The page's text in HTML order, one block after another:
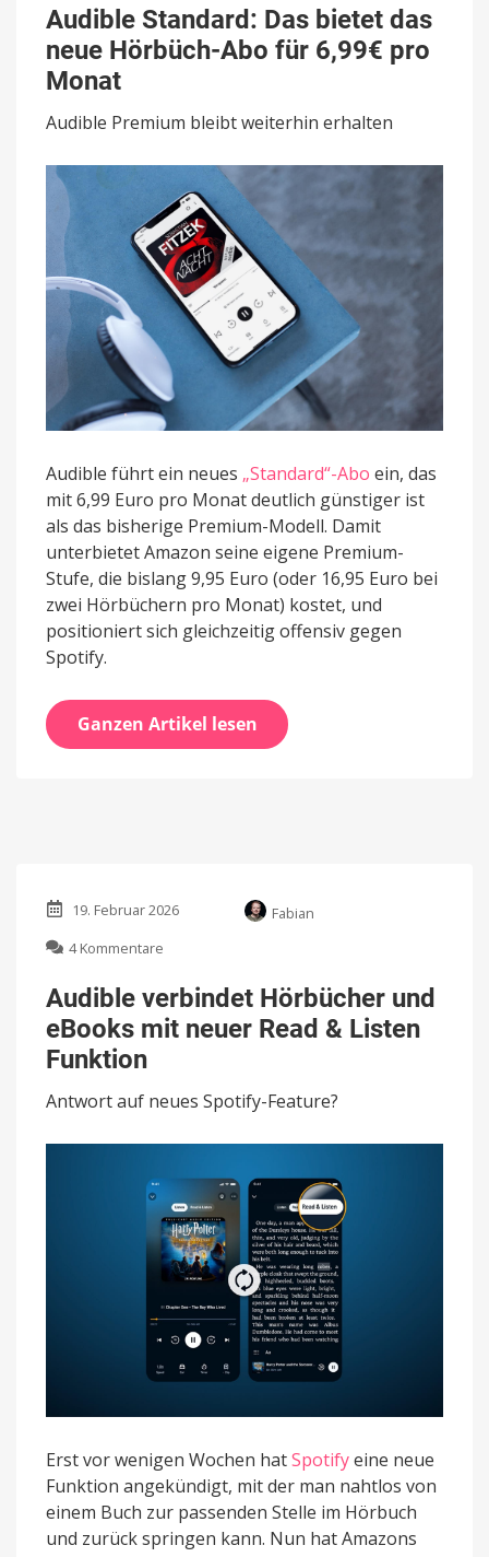
Standard:
Das
bietet
Hörbüch-
pro
Monat
Audible Standard: Das bietet das
neue Hörbüch-Abo für 6,99€ pro
Monat
Audible Premium bleibt weiterhin erhalten
Audible führt ein neues „Standard“-Abo ein, das
mit 6,99 Euro pro Monat deutlich günstiger ist
als das bisherige Premium-Modell. Damit
unterbietet Amazon seine eigene Premium-
Stufe, die bislang 9,95 Euro (oder 16,95 Euro bei
zwei Hörbüchern pro Monat) kostet, und
positioniert sich gleichzeitig offensiv gegen
Spotify.
Ganzen Artikel lesen
19. Februar 2026
Fabian
4 Kommentare
verbindet
Hörbücher
und
neuer
Read
Funktion
Audible verbindet Hörbücher und
eBooks mit neuer Read & Listen
Funktion
Antwort auf neues Spotify-Feature?
Erst vor wenigen Wochen hatSpotifyeine neue
Funktion angekündigt, mit der man nahtlos von
einem Buch zur passenden Stelle im Hörbuch
und zurück springen kann. Nun hat Amazons